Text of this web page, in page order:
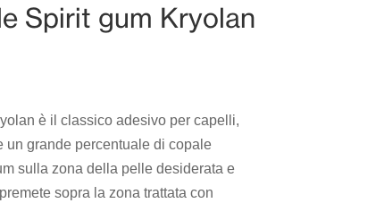
Spirit gum Kryolan
è il classico adesivo per capelli,
un grande percentuale di copale
sulla zona della pelle desiderata e
sopra la zona trattata con